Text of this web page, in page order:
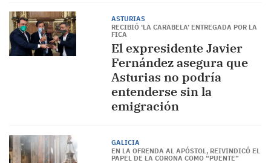
ASTURIAS
RECIBIÓ ‘LA CARABELA’ ENTREGADA POR LA
FICA
El expresidente Javier
Fernández asegura que
Asturias no podría
entenderse sin la
emigración
GALICIA
EN LA OFRENDA AL APÓSTOL, REIVINDICÓ EL
PAPEL DE LA CORONA COMO “PUENTE”